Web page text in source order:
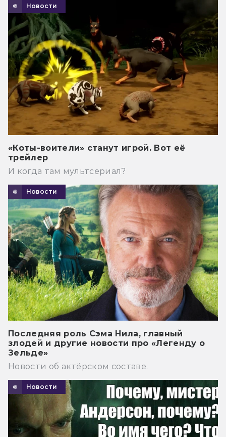
Новости
«Коты-воители» станут игрой. Вот её
трейлер
И когда там мультсериал?
Новости
Последняя роль Сэма Нила, главный
злодей и другие новости про «Легенду о
Зельде»
Новости об актёрском составе.
Новости